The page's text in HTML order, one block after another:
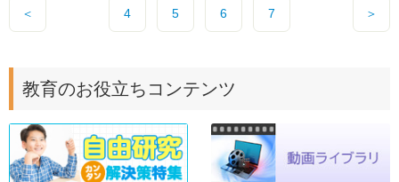
＜ 4 5 6 7 ＞
教育のお役立ちコンテンツ